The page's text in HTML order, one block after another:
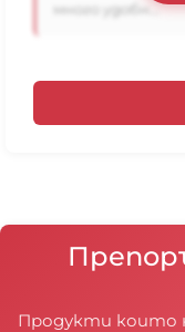
много удобн...
Продукти които